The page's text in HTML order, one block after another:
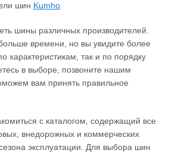
шин Kumho.
шины различных производителей.
времени, но вы увидите более
характеристикам, так и по порядку
в выборе, позвоните нашим
вам принять правильное
с каталогом, содержащий все
внедорожных и коммерческих
эксплуатации. Для выбора шин